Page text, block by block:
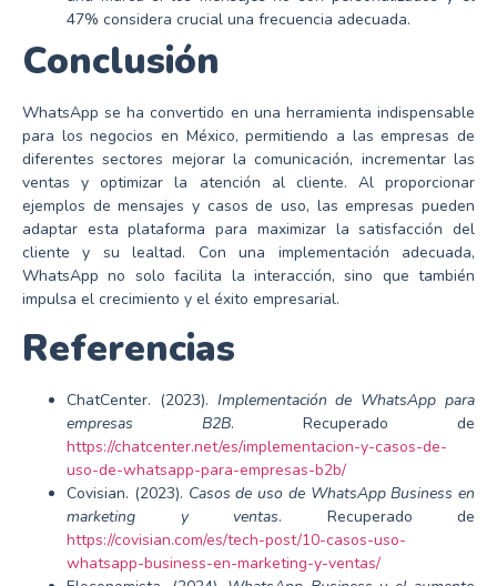
47% considera crucial una frecuencia adecuada.
Conclusión
WhatsApp se ha convertido en una herramienta indispensable
para los negocios en México, permitiendo a las empresas de
diferentes sectores mejorar la comunicación, incrementar las
ventas y optimizar la atención al cliente. Al proporcionar
ejemplos de mensajes y casos de uso, las empresas pueden
adaptar esta plataforma para maximizar la satisfacción del
cliente y su lealtad. Con una implementación adecuada,
WhatsApp no solo facilita la interacción, sino que también
impulsa el crecimiento y el éxito empresarial.
Referencias
ChatCenter. (2023). Implementación de WhatsApp para
empresas B2B. Recuperado de
https://chatcenter.net/es/implementacion-y-casos-de-
uso-de-whatsapp-para-empresas-b2b/
Covisian. (2023). Casos de uso de WhatsApp Business en
marketing y ventas. Recuperado de
https://covisian.com/es/tech-post/10-casos-uso-
whatsapp-business-en-marketing-y-ventas/